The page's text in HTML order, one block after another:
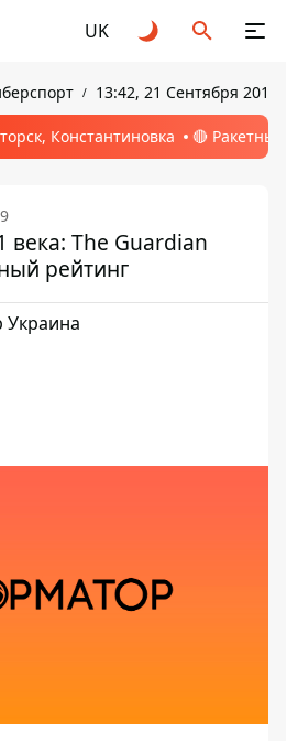
UK
13:42, 21 Сентября 2019
Константиновка 🔴
века: The Guardian
рейтинг